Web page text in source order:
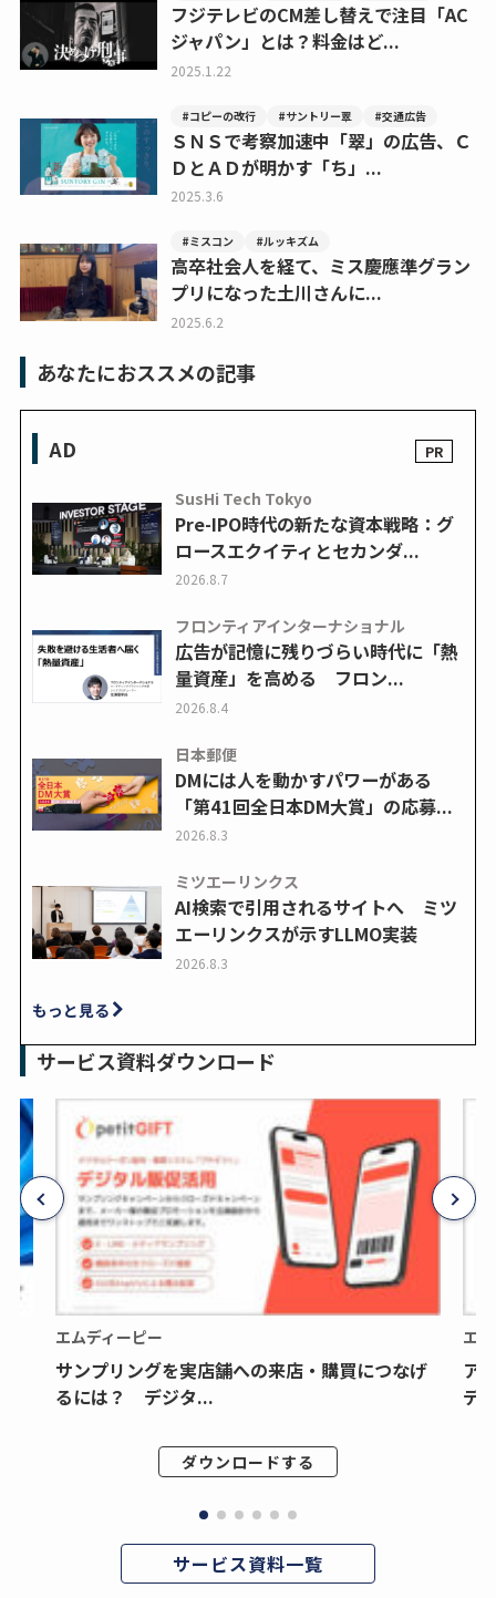
フジテレビのCM差し替えで注目「AC
ジャパン」とは？料金はど...
2025.1.22
#コピーの改行 #サントリー翠 #交通広告
ＳＮＳで考察加速中「翠」の広告、Ｃ
ＤとＡＤが明かす「ち」...
2025.3.6
#ミスコン #ルッキズム
高卒社会人を経て、ミス慶應準グラン
プリになった土川さんに...
2025.6.2
あなたにおススメの記事
AD
SusHi Tech Tokyo
Pre-IPO時代の新たな資本戦略：グ
ロースエクイティとセカンダ...
2026.8.7
フロンティアインターナショナル
広告が記憶に残りづらい時代に「熱
量資産」を高める フロン...
2026.8.4
日本郵便
DMには人を動かすパワーがある
「第41回全日本DM大賞」の応募...
2026.8.3
ミツエーリンクス
AI検索で引用されるサイトへ ミツ
エーリンクスが示すLLMO実装
2026.8.3
もっと見る
サービス資料ダウンロード
エムディーピー
サンプリングを実店舗への来店・購買につなげ
るには？ デジタ...
ダウンロードする
エ
ア
デ
サービス資料一覧